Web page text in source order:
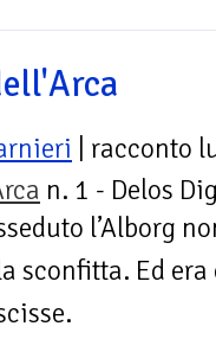
| racconto
n. 1 - Delos
l’Alborg
sconfitta. Ed